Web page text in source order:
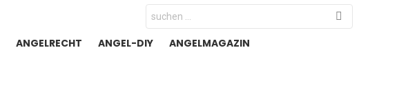
Search
for:
ANGELRECHT ANGEL-DIY
ANGELMAGAZIN